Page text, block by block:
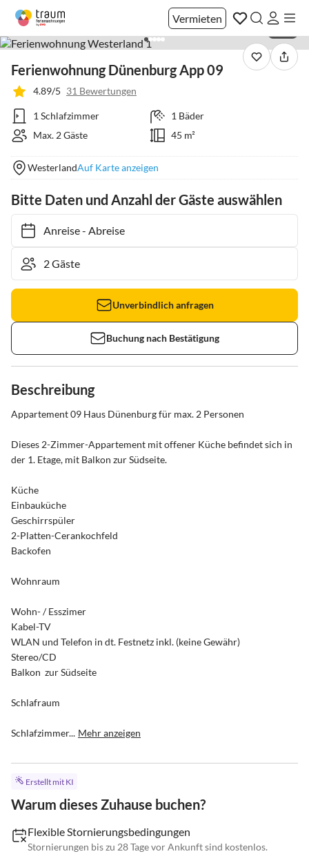
Vermieten
Ferienwohnung Dünenburg App 09
4.89/5 31 Bewertungen
1 Schlafzimmer
1 Bäder
Max. 2 Gäste
45 m²
WesterlandAuf Karte anzeigen
Bitte Daten und Anzahl der Gäste auswählen
Anreise- Abreise
Unverbindlich anfragen
Buchung nach Bestätigung
Beschreibung
Appartement 09 Haus Dünenburg für max. 2 Personen
Dieses 2-Zimmer-Appartement mit offener Küche befindet sich in
der 1. Etage, mit Balkon zur Südseite.
Küche
Einbauküche
Geschirrspüler
2-Platten-Cerankochfeld
Backofen
Wohnraum
Wohn- / Esszimer
Kabel-TV
WLAN und Telefon in dt. Festnetz inkl. (keine Gewähr)
Stereo/CD
Balkon  zur Südseite
Schlafraum
Schlafzimmer... Mehr anzeigen
Erstellt mit KI
Warum dieses Zuhause buchen?
Flexible Stornierungsbedingungen
Stornierungen bis zu 28 Tage vor Ankunft sind kostenlos.